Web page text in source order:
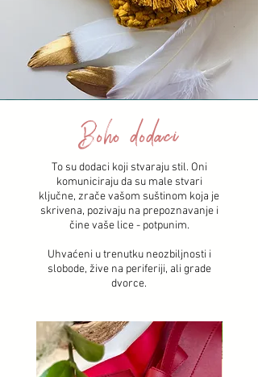
Boho dodaci
To su dodaci koji stvaraju stil. Oni
komuniciraju da su male stvari
ključne, zrače vašom suštinom koja je
skrivena, pozivaju na prepoznavanje i
čine vaše lice - potpunim.
Uhvaćeni u trenutku neozbiljnosti i
slobode, žive na periferiji, ali grade
dvorce.